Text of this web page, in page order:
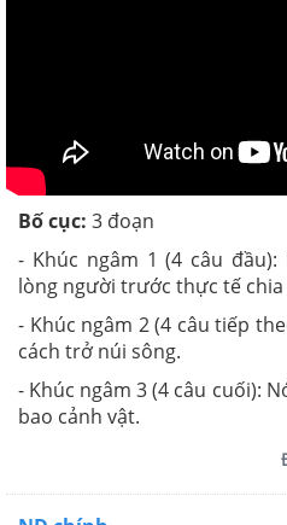
Bố cục: 3 đoạn
- Khúc ngâm 1 (4 câu
lòng người trước thực tế
- Khúc ngâm 2 (4 câu tiếp
cách trở núi sông.
- Khúc ngâm 3 (4 câu cuối):
bao cảnh vật.